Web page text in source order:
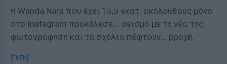
Η Wanda Nara που έχει 15,5 εκατ. ακόλουθους μόνο
στο Instagram προκάλεσε... σεισμό με τη νέα της
φωτογράφηση και τα σχόλια πέφτουν... βροχή.
[ΠΗΓΗ]